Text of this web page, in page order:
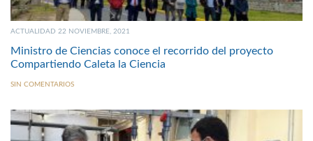
ACTUALIDAD 22 NOVIEMBRE, 2021
Ministro de Ciencias conoce el recorrido del proyecto
Compartiendo Caleta la Ciencia
SIN COMENTARIOS